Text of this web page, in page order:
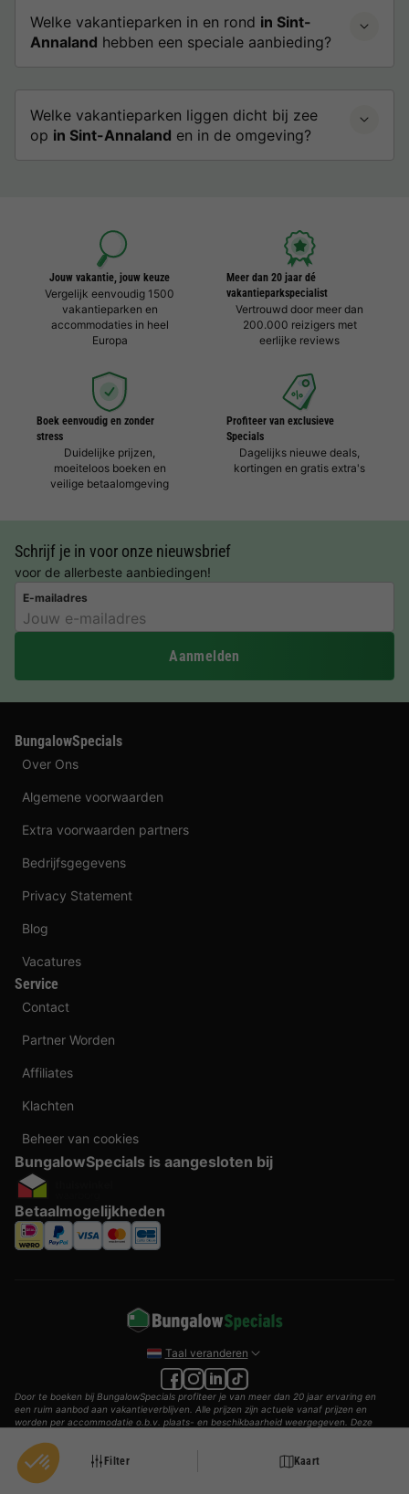
Filter Kaart
Welke vakantieparken in en rond in Sint-
Annaland hebben een speciale aanbieding?
Welke vakantieparken liggen dicht bij zee
op in Sint-Annaland en in de omgeving?
Jouw vakantie, jouw keuze
Vergelijk eenvoudig 1500
vakantieparken en
accommodaties in heel
Europa
Meer dan 20 jaar dé
vakantieparkspecialist
Vertrouwd door meer dan
200.000 reizigers met
eerlijke reviews
Boek eenvoudig en zonder
stress
Duidelijke prijzen,
moeiteloos boeken en
veilige betaalomgeving
Profiteer van exclusieve
Specials
Dagelijks nieuwe deals,
kortingen en gratis extra's
Schrijf je in voor onze nieuwsbrief
voor de allerbeste aanbiedingen!
E-mailadres
Aanmelden
BungalowSpecials
Over Ons
Algemene voorwaarden
Extra voorwaarden partners
Bedrijfsgegevens
Privacy Statement
Blog
Vacatures
Service
Contact
Partner Worden
Affiliates
Klachten
Beheer van cookies
BungalowSpecials is aangesloten bij
Betaalmogelijkheden
Taal veranderen
Door te boeken bij BungalowSpecials profiteer je van meer dan 20 jaar ervaring en
een ruim aanbod aan vakantieverblijven. Alle prijzen zijn actuele vanaf prijzen en
worden per accommodatie o.b.v. plaats- en beschikbaarheid weergegeven. Deze
persoon (per nacht) en eventuele toeristenbelasting. Door middel van cookies willen
wij je zo goed mogelijk van dienst zijn.
© 2002 - 2025 AddGuests B.V. Alle rechten voorbehouden.